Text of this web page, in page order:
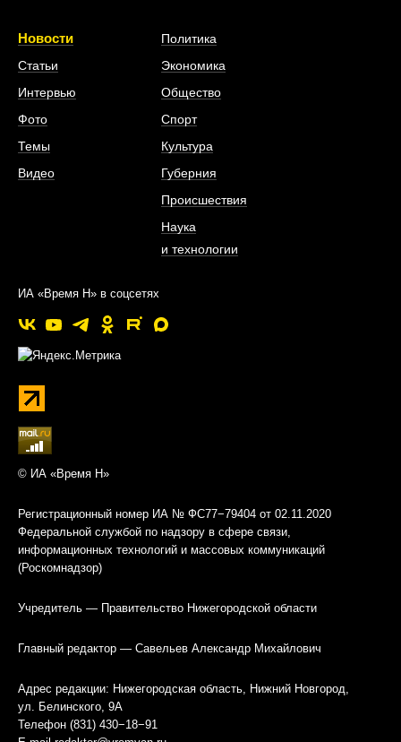
Новости
Статьи
Интервью
Фото
Темы
Видео
Политика
Экономика
Общество
Спорт
Культура
Губерния
Происшествия
Наука
и технологии
ИА «Время Н» в соцсетях
© ИА «Время Н»
Регистрационный номер ИА № ФС77−79404 от 02.11.2020
Федеральной службой по надзору в сфере связи,
информационных технологий и массовых коммуникаций
(Роскомнадзор)
Учредитель — Правительство Нижегородской области
Главный редактор — Савельев Александр Михайлович
Адрес редакции: Нижегородская область, Нижний Новгород,
ул. Белинского, 9А
Телефон (831) 430−18−91